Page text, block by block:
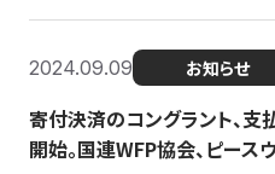
2024.09.09 お知らせ
寄付決済のコングラント、支
開始。国連WFP協会、ピース